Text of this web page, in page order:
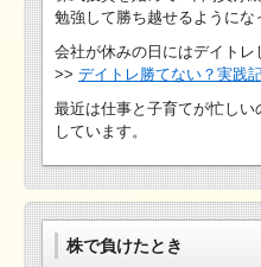
勉強して勝ち越せるようにな
会社が休みの日にはデイトレ
>> デイトレ勝てない？実践
最近は仕事と子育てが忙しい
しています。
株で負けたとき